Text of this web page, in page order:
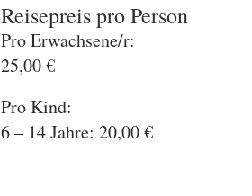
Reisepreis pro Person
Pro Erwachsene/r:
25,00 €
Pro Kind:
6 – 14 Jahre: 20,00 €